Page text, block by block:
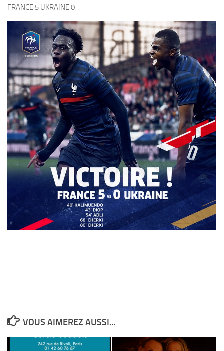
FRANCE 5 UKRAINE 0
VOUS AIMEREZ AUSSI...